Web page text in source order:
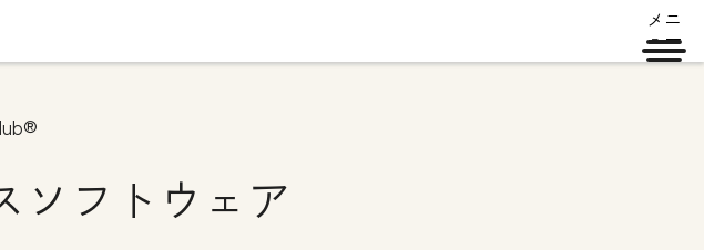
メニ
ュー
ソフトウェア